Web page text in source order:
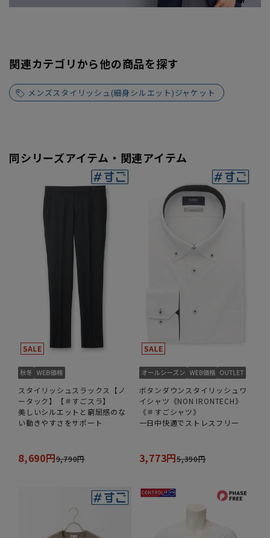
関連カテゴリから他の商品を探す
メンズスタイリッシュ(細身シルエット)ジャケット
同シリーズアイテム・関連アイテム
スタイリッシュスラックス【ノ
ータック】【＃すごスラ】
美しいシルエットと窮屈感のな
い動きやすさをサポート
8,690円9,790円
ボタンダウンスタイリッシュワ
イシャツ《NON IRONTECH》
《＃すごシャツ》
一日中快適でストレスフリー
3,773円5,390円